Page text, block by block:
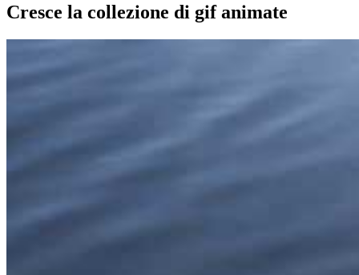
Cresce la collezione di gif animate